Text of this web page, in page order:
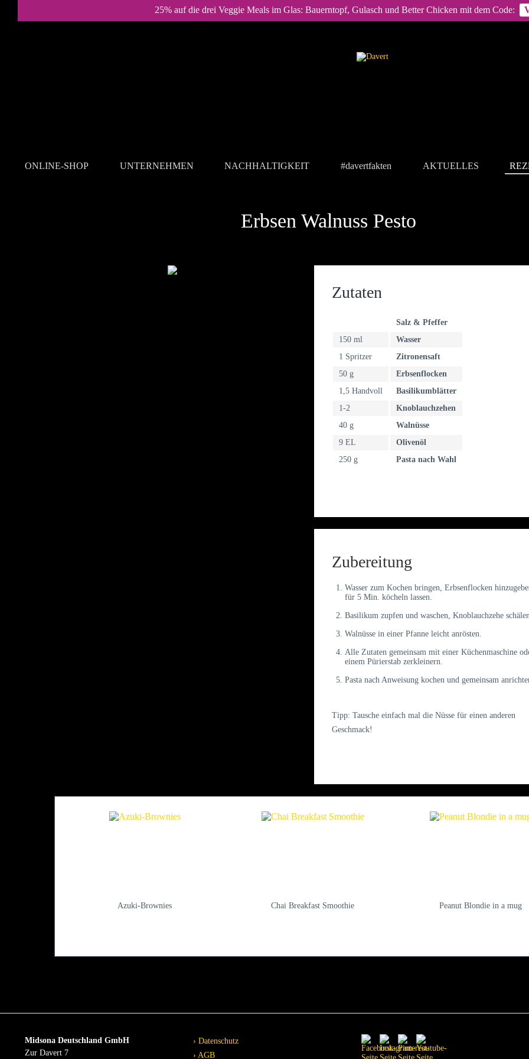
25% auf die drei Veggie Meals im Glas: Bauerntopf, Gulasch und Better Chicken mit dem Code:
ONLINE-SHOP UNTERNEHMEN NACHHALTIGKEIT #davertfakten AKTUELLES
Erbsen Walnuss Pesto
Zutaten
Salz & Pfeffer
150 ml
Wasser
1 Spritzer
Zitronensaft
50 g
Erbsenflocken
1,5 Handvoll
Basilikumblätter
1-2
Knoblauchzehen
40 g
Walnüsse
9 EL
Olivenöl
250 g
Pasta nach Wahl
Zubereitung
Wasser zum Kochen bringen, Erbsenflocken
für 5 Min. köcheln lassen.
Basilikum zupfen und waschen, Knoblauchzehe schälen.
Walnüsse in einer Pfanne leicht anrösten.
Alle Zutaten gemeinsam mit einer Küchenmaschine
einem Pürierstab zerkleinern.
Pasta nach Anweisung kochen und gemeinsam
Tipp: Tausche einfach mal die Nüsse für einen anderen
Geschmack!
Azuki-Brownies Chai Breakfast Smoothie Peanut Blondie in a mug
Midsona Deutschland GmbH
Zur Davert 7
Datenschutz
AGB